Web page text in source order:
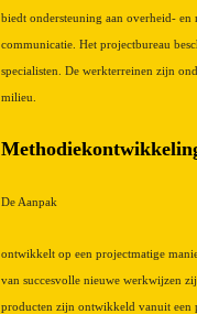
biedt ondersteuning aan overheid-
communicatie. Het projectbureau
specialisten. De werkterreinen zijn
milieu.
De Aanpak
ontwikkelt op een projectmatige
van succesvolle nieuwe werkwijzen
producten zijn ontwikkeld vanuit een